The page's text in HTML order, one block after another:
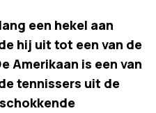
een hekel aan
hij uit tot een van de
Amerikaan is een van
tennissers uit de